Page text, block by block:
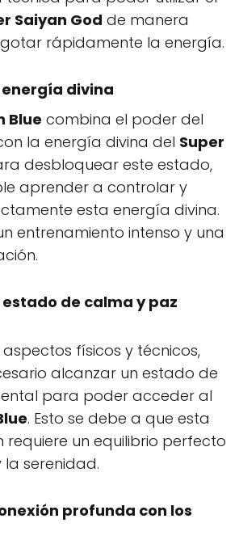
Saiyan God de manera
rápidamente la energía.
divina
Blue combina el poder del
la energía divina del Super
desbloquear este estado,
aprender a controlar y
esta energía divina.
entrenamiento intenso y una
de calma y paz
físicos y técnicos,
alcanzar un estado de
para poder acceder al
. Esto se debe a que esta
un equilibrio perfecto
serenidad.
profunda con los